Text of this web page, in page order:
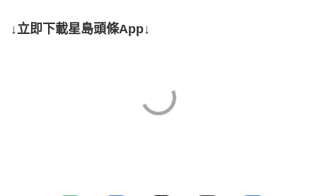
↓立即下載星島頭條App↓